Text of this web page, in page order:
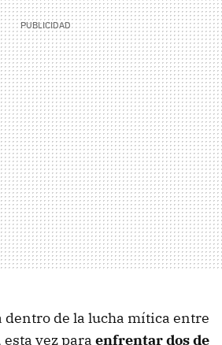
dentro de la lucha mítica entre
vez para enfrentar dos de